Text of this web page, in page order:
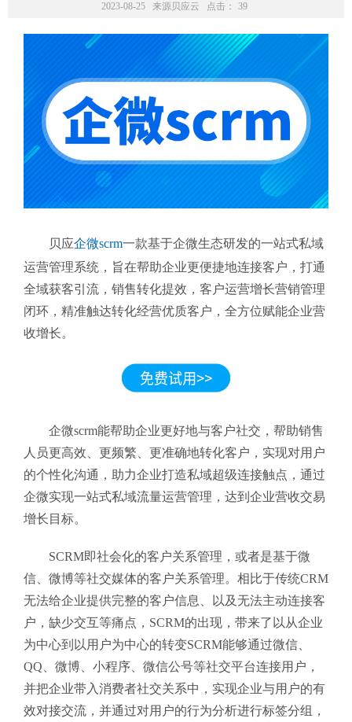
2023-08-25 来源贝应云 点击： 39
贝应企微scrm一款基于企微生态研发的一站式私域
运营管理系统，旨在帮助企业更便捷地连接客户，打通
全域获客引流，销售转化提效，客户运营增长营销管理
闭环，精准触达转化经营优质客户，全方位赋能企业营
收增长。
企微scrm能帮助企业更好地与客户社交，帮助销售
人员更高效、更频繁、更准确地转化客户，实现对用户
的个性化沟通，助力企业打造私域超级连接触点，通过
企微实现一站式私域流量运营管理，达到企业营收交易
增长目标。
SCRM即社会化的客户关系管理，或者是基于微
信、微博等社交媒体的客户关系管理。相比于传统CRM
无法给企业提供完整的客户信息、以及无法主动连接客
户，缺少交互等痛点，SCRM的出现，带来了以从企业
为中心到以用户为中心的转变SCRM能够通过微信、
QQ、微博、小程序、微信公号等社交平台连接用户，
并把企业带入消费者社交关系中，实现企业与用户的有
效对接交流，并通过对用户的行为分析进行标签分组，